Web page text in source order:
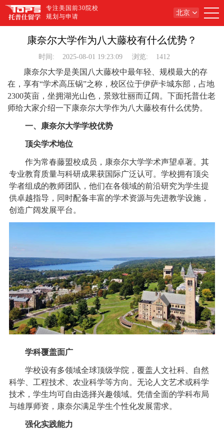
专注美国前30院校
规划与申请
北京
康奈尔大学作为八大藤校有什么优势？
时间: 2025-08-01 19:23:09 浏览: 1412
康奈尔大学是美国八大藤校中最年轻、规模最大的存
在，享有“学术高压锅”之称，校区位于伊萨卡城东部，占地
2300英亩，坐拥湖光山色，景致壮丽而辽阔。下面托普仕老
师给大家介绍一下康奈尔大学作为八大藤校有什么优势。
一、康奈尔大学学校优势
顶尖学术地位
作为常春藤盟校成员，康奈尔大学学术声望卓著。其
专业教育质量与科研成果获国际广泛认可。学校拥有顶尖
学者组成的教师团队，他们在各领域的前沿研究为学生提
供卓越指导，同时配备丰富的学术资源与先进教学设施，
创造广阔发展平台。
学科覆盖面广
学校设有多领域全球顶级学院，覆盖人文社科、自然
科学、工程技术、农业科学等方向。无论人文艺术或科学
技术，学生均可自由选择兴趣领域。凭借全面的学科布局
与雄厚师资，康奈尔满足学生个性化发展需求。
强化实践能力